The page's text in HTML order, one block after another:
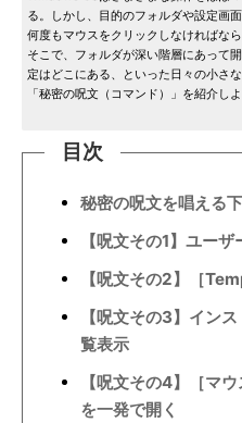
る。しかし、目的のフォルダや設定画
何度もマウスをクリックしなければなら
そこで、フォルダが深い階層にあって
定はどこにある、といった日々の小さ
「秘密の呪文（コマンド）」を紹介しよ
目次
秘密の呪文を唱える
【呪文その1】ユー
【呪文その2】［
【呪文その3】イン
覧表示
【呪文その4】［マ
を一発で開く